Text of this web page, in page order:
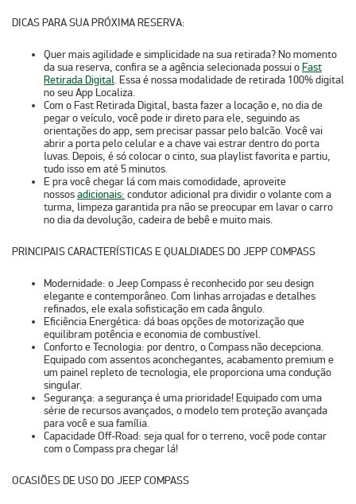
DICAS PARA SUA PRÓXIMA RESERVA:
Quer mais agilidade e simplicidade na sua retirada? No momento
da sua reserva, confira se a agência selecionada possui oFast
Retirada Digital. Essa é nossamodalidade de retirada 100% digital
no seu App Localiza.
Com o Fast Retirada Digital, basta fazer a locação e, no dia de
pegar o veículo, você pode ir direto para ele, seguindo as
orientações do app, sem precisar passar pelo balcão. Você vai
abrir a porta pelo celular e a chave vai estrar dentro do porta
luvas. Depois, é só colocar o cinto, sua playlist favorita e partiu,
tudo isso em até 5 minutos.
E pra você chegar lá com mais comodidade, aproveite
nossosadicionais: condutor adicional pra dividir o volante com a
turma, limpeza garantida pra não se preocupar em lavar o carro
no dia da devolução, cadeira de bebê e muito mais.
PRINCIPAIS CARACTERÍSTICAS E QUALDIADES DO JEPP COMPASS
Modernidade: o Jeep Compass é reconhecido por seu design
elegante e contemporâneo. Com linhas arrojadas e detalhes
refinados, ele exala sofisticação em cada ângulo.
Eficiência Energética: dá boas opções de motorização que
equilibram potência e economia de combustível.
Conforto e Tecnologia: por dentro, o Compass não decepciona.
Equipado com assentos aconchegantes, acabamento premium e
um painel repleto de tecnologia, ele proporciona uma condução
singular.
Segurança: a segurança é uma prioridade! Equipado com uma
série de recursos avançados, o modelo tem proteção avançada
para você e sua família.
Capacidade Off-Road: seja qual for o terreno, você pode contar
com o Compass pra chegar lá!
OCASIÕES DE USO DO JEEP COMPASS